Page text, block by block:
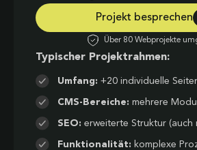
Projekt besprechen
Über 80 Webprojekte
Typischer Projektrahmen:
Umfang: +20 individuelle
CMS-Bereiche: mehrere
SEO: erweiterte Struktur (auch
Funktionalität: komplexe